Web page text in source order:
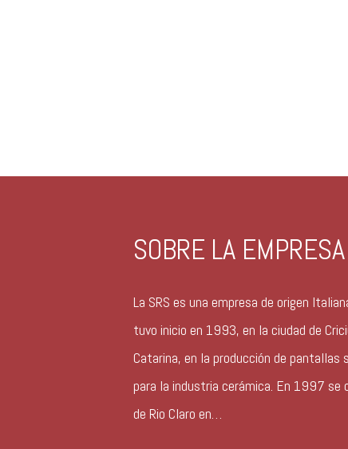
SOBRE LA EMPRESA
La SRS es una empresa de origen
tuvo inicio en 1993, en la ciudad de
Catarina, en la producción de pantallas
para la industria cerámica. En 1997 se
de Rio Claro en…